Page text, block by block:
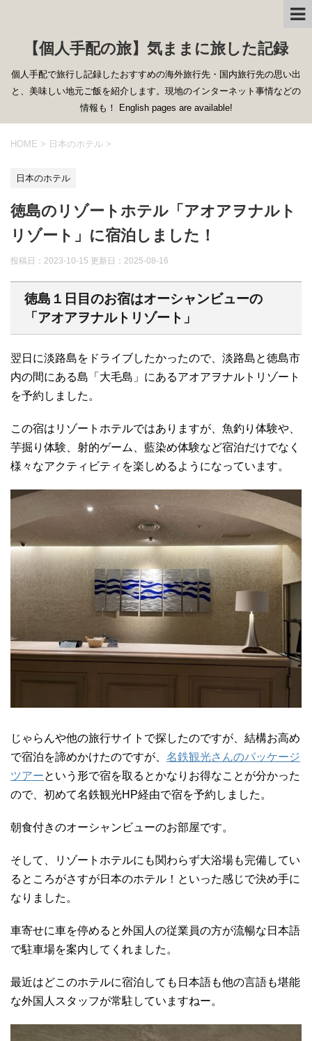
【個人手配の旅】気ままに旅した記録
個人手配で旅行し記録したおすすめの海外旅行先・国内旅行先の思い出
と、美味しい地元ご飯を紹介します。現地のインターネット事情などの
情報も！ English pages are available!
HOME > 日本のホテル >
日本のホテル
徳島のリゾートホテル「アオアヲナルト
リゾート」に宿泊しました！
投稿日：2023-10-15 更新日： 2025-08-16
徳島１日目のお宿はオーシャンビューの
「アオアヲナルトリゾート」
翌日に淡路島をドライブしたかったので、淡路島と徳島市
内の間にある島「大毛島」にあるアオアヲナルトリゾート
を予約しました。
この宿はリゾートホテルではありますが、魚釣り体験や、
芋掘り体験、射的ゲーム、藍染め体験など宿泊だけでなく
様々なアクティビティを楽しめるようになっています。
じゃらんや他の旅行サイトで探したのですが、結構お高め
で宿泊を諦めかけたのですが、 名鉄観光さんのパッケージ
ツアーという形で宿を取るとかなりお得なことが分かった
ので、初めて名鉄観光HP経由で宿を予約しました。
朝食付きのオーシャンビューのお部屋です。
そして、リゾートホテルにも関わらず大浴場も完備してい
るところがさすが日本のホテル！といった感じで決め手に
なりました。
車寄せに車を停めると外国人の従業員の方が流暢な日本語
で駐車場を案内してくれました。
最近はどこのホテルに宿泊しても日本語も他の言語も堪能
な外国人スタッフが常駐していますねー。